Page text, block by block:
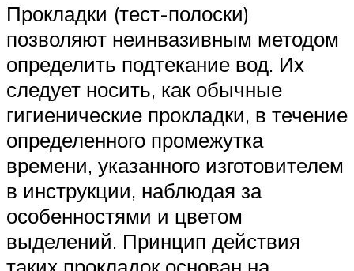
Прокладки (тест-полоски)
позволяют неинвазивным методом
определить подтекание вод. Их
следует носить, как обычные
гигиенические прокладки, в течение
определенного промежутка
времени, указанного изготовителем
в инструкции, наблюдая за
особенностями и цветом
выделений. Принцип действия